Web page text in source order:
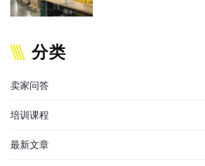
分类
卖家问答
培训课程
最新文章